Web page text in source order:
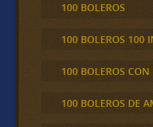
100 BOLEROS
100 BOLEROS 100
100 BOLEROS CON
100 BOLEROS DE